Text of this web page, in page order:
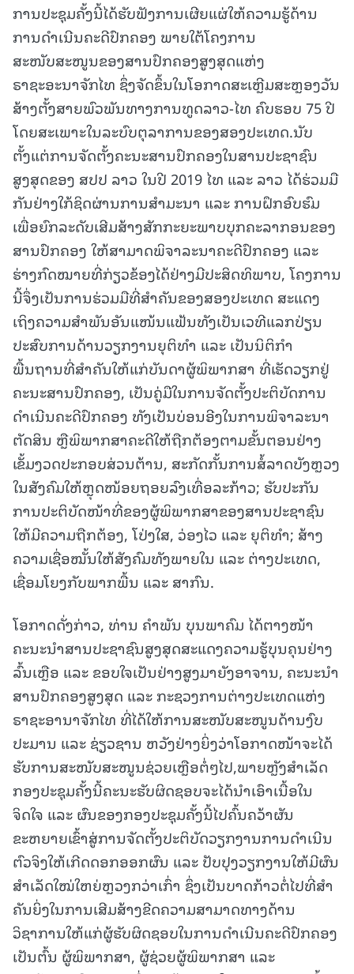
ການປະຊຸມຄັ້ງນີ້ໄດ້ຮັບຟັງການເຜີຍແຜ່ໃຫ້ຄວາມຮູ້ດ້ານ
ການດໍາເນີນຄະດີປົກຄອງ ພາຍໃຕ້ໂຄງການ
ສະໜັບສະໜູນຂອງສານປົກຄອງສູງສຸດແຫ່ງ
ຣາຊະອະນາຈັກໄທ ຊຶ່ງຈັດຂຶ້ນໃນໂອກາດສະເຫຼີມສະຫຼອງວັນ
ສ້າງຕັ້ງສາຍພົວພັນທາງການທູດລາວ-ໄທ ຄົບຮອບ 75 ປີ
ໂດຍສະເພາະໃນລະບົບຕຸລາການຂອງສອງປະເທດ.ນັບ
ຕັ້ງແຕ່ການຈັດຕັ້ງຄະນະສານປົກຄອງໃນສານປະຊາຊົນ
ສູງສຸດຂອງ ສປປ ລາວ ໃນປີ 2019 ໄທ ແລະ ລາວ ໄດ້ຮ່ວມມື
ກັນຢ່າງໃກ້ຊິດຜ່ານການສໍາມະນາ ແລະ ການຝຶກອົບຮົມ
ເພື່ອຍົກລະດັບເສີມສ້າງສັກກະຍະພາບບຸກຄະລາກອນຂອງ
ສານປົກຄອງ ໃຫ້ສາມາດພິຈາລະນາຄະດີປົກຄອງ ແລະ
ຮ່າງກົດໝາຍທີ່ກ່ຽວຂ້ອງໄດ້ຢ່າງມີປະສິດທິພາບ, ໂຄງການ
ນີ້ຈຶ່ງເປັນການຮ່ວມມືທີ່ສຳຄັນຂອງສອງປະເທດ ສະແດງ
ເຖິງຄວາມສຳພັນອັນແໜ້ນແຟ້ນທັງເປັນເວທີແລກປ່ຽນ
ປະສົບການດ້ານວຽກງານຍຸຕິທຳ ແລະ ເປັນນິຕິກໍາ
ພື້ນຖານທີ່ສໍາຄັນໃຫ້ແກ່ບັນດາຜູ້ພິພາກສາ ທີ່ເຮັດວຽກຢູ່
ຄະນະສານປົກຄອງ, ເປັນຄູ່ມືໃນການຈັດຕັ້ງປະຕິບັດການ
ດໍາເນີນຄະດີປົກຄອງ ທັງເປັນບ່ອນອີງໃນການພິຈາລະນາ
ຕັດສິນ ຫຼືພິພາກສາຄະດີໃຫ້ຖືກຕ້ອງຕາມຂັ້ນຕອນຢ່າງ
ເຂັ້ມງວດປະກອບສ່ວນຕ້ານ, ສະກັດກັ້ນການສໍ້ລາດບັງຫຼວງ
ໃນສັງຄົມໃຫ້ຫຼຸດໜ້ອຍຖອຍລົງເທື່ອລະກ້າວ; ຮັບປະກັນ
ການປະຕິບັດໜ້າທີ່ຂອງຜູ້ພິພາກສາຂອງສານປະຊາຊົນ
ໃຫ້ມີຄວາມຖືກຕ້ອງ, ໂປ່ງໃສ, ວ່ອງໄວ ແລະ ຍຸຕິທໍາ; ສ້າງ
ຄວາມເຊື່ອໝັ້ນໃຫ້ສັງຄົມທັງພາຍໃນ ແລະ ຕ່າງປະເທດ,
ເຊື່ອມໂຍງກັບພາກພື້ນ ແລະ ສາກົນ.
ໂອກາດດັ່ງກ່າວ, ທ່ານ ຄໍາພັນ ບຸນພາຄົມ ໄດ້ຕາງໜ້າ
ຄະນະນໍາສານປະຊາຊົນສູງສຸດສະແດງຄວາມຮູ້ບຸນຄຸນຢ່າງ
ລົ້ນເຫຼືອ ແລະ ຂອບໃຈເປັນຢ່າງສູງມາຍັງອາຈານ, ຄະນະນໍາ
ສານປົກຄອງສູງສຸດ ແລະ ກະຊວງການຕ່າງປະເທດແຫ່ງ
ຣາຊະອານາຈັກໄທ ທີ່ໄດ້ໃຫ້ການສະໜັບສະໜູນດ້ານງົບ
ປະມານ ແລະ ຊ່ຽວຊານ ຫວັງຢ່າງຍິ່ງວ່າໂອກາດໜ້າຈະໄດ້
ຮັບການສະໜັບສະໜູນຊ່ວຍເຫຼືອຕໍ່ໆໄປ,ພາຍຫຼັງສຳເລັດ
ກອງປະຊຸມຄັ້ງນີ້ຄະນະຮັບຜິດຊອບຈະໄດ້ນໍາເອົາເນື້ອໃນ
ຈິດໃຈ ແລະ ຜົນຂອງກອງປະຊຸມຄັ້ງນີ້ໄປຄົ້ນຄວ້າຜັນ
ຂະຫຍາຍເຂົ້າສູ່ການຈັດຕັ້ງປະຕິບັດວຽກງານການດໍາເນີນ
ຕົວຈິງໃຫ້ເກີດດອກອອກຜົນ ແລະ ປັບປຸງວຽກງານໃຫ້ມີຜົນ
ສໍາເລັດໃໝ່ໃຫຍ່ຫຼວງກວ່າເກົ່າ ຊຶ່ງເປັນບາດກ້າວຕໍ່ໄປທີ່ສໍາ
ຄັນຍິ່ງໃນການເສີມສ້າງຂີດຄວາມສາມາດທາງດ້ານ
ວິຊາການໃຫ້ແກ່ຜູ້ຮັບຜິດຊອບໃນການດໍາເນີນຄະດີປົກຄອງ
ເປັນຕົ້ນ ຜູ້ພິພາກສາ, ຜູ້ຊ່ວຍຜູ້ພິພາກສາ ແລະ